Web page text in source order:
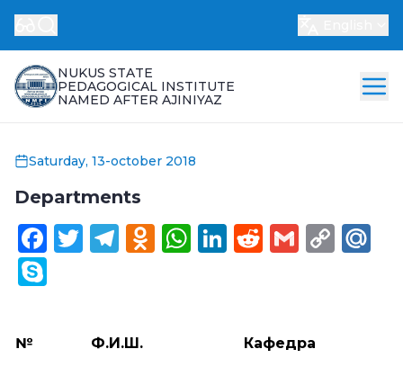
NUKUS STATE
PEDAGOGICAL INSTITUTE
NAMED AFTER AJINIYAZ
Saturday, 13-october 2018
Departments
Facebook
Twitter
Telegram
Odnoklassniki
WhatsApp
LinkedIn
Reddit
Gmail
№ Ф.И.Ш. Кафедра